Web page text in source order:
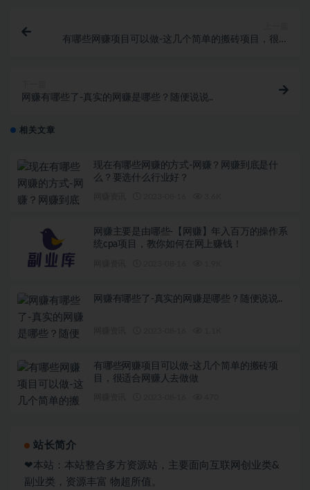
有哪些网赚项目可以做-这几个简单的搬砖项目，很适
网赚有哪些了-真实的网赚是哪些？随便说说..
相关文章
现在有哪些网赚的方式-网赚？网赚到底是什
么？要选什么行业好？
网赚主要是由哪些-【网赚】年入百万的操作系
统cpa项目，教你如何在网上赚钱！
网赚有哪些了-真实的网赚是哪些？随便说说..
有哪些网赚项目可以做-这几个简单的搬砖项
目，很适合网赚人去做做
站长简介
❤本站：本站整合多方资源站，主要面向互联网创业类&
副业类，资源丰富 物超所值。